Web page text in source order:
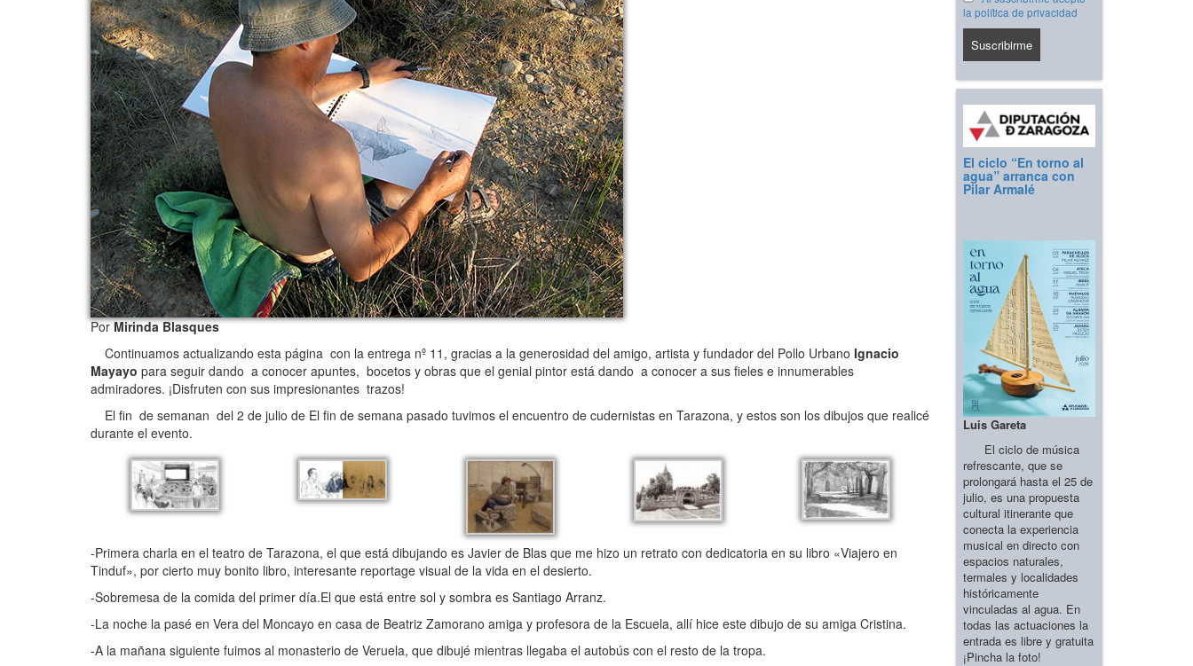
PorMirinda Blasques
Continuamos actualizando esta página con la entrega nº 11, gracias a la generosidad del amigo, artista y fundador del Pollo Urbano Ignacio
Mayayo para seguir dando a conocer apuntes, bocetos y obras que el genial pintor está dando a conocer a sus fieles e innumerables
admiradores. ¡Disfruten con sus impresionantes trazos!
El fin de semanan del 2 de julio de El fin de semana pasado tuvimos el encuentro de cudernistas en Tarazona, y estos son los dibujos que realicé
durante el evento.
-Primera charla en el teatro de Tarazona, el que está dibujando es Javier de Blas que me hizo un retrato con dedicatoria en su libro «Viajero en
Tinduf», por cierto muy bonito libro, interesante reportage visual de la vida en el desierto.
-Sobremesa de la comida del primer día.El que está entre sol y sombra es Santiago Arranz.
-La noche la pasé en Vera del Moncayo en casa de Beatriz Zamorano amiga y profesora de la Escuela, allí hice este dibujo de su amiga Cristina.
-A la mañana siguiente fuimos al monasterio de Veruela, que dibujé mientras llegaba el autobús con el resto de la tropa.
la política de privacidad
El ciclo “En torno al
agua” arranca con
Pilar Armalé
Luis Gareta
El ciclo de música
refrescante, que se
prolongará hasta el 25 de
julio, es una propuesta
cultural itinerante que
conecta la experiencia
musical en directo con
espacios naturales,
termales y localidades
históricamente
vinculadas al agua. En
todas las actuaciones la
entrada es libre y gratuita
¡Pincha la foto!